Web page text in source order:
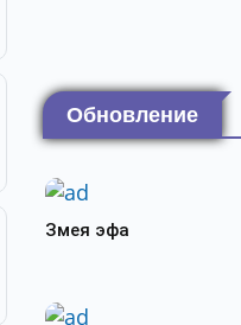
Обновление
Змея эфа